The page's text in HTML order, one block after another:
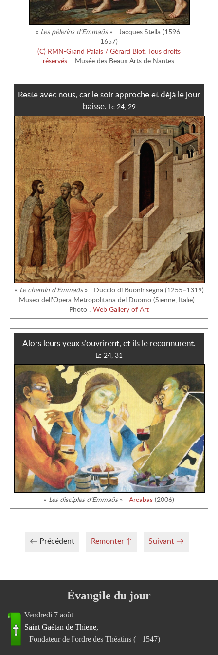
pédagogie
du Parcours
Cléophas
Les
modalités
Cléophas
Le contenu
de la
formation
Agenda
Une
formation
pour qui ?
Les frais de
À l’origine
Cléophas
« Les pèlerins d'Emmaüs» - Jacques Stella (1596-
1657)
(C) RMN-Grand Palais / Gérard Blot. Tous droits
réservés. - Musée des Beaux Arts de Nantes.
Reste avec nous, car le soir approche et déjà le jour
baisse. Lc 24, 29
« Le chemin d'Emmaüs» - Duccio di Buoninsegna (1255–1319)
Museo dell'Opera Metropolitana del Duomo (Sienne, Italie) -
Photo : Web Gallery of Art
Alors leurs yeux s’ouvrirent, et ils le reconnurent.
Lc 24, 31
« Les disciples d'Emmaüs» - Arcabas (2006)
← Précédent Remonter ↑ Suivant →
Évangile du jour
Vendredi 7 août
Saint Gaétan de Thiene
Fondateur de l'ordre des Théatins (+ 1547)